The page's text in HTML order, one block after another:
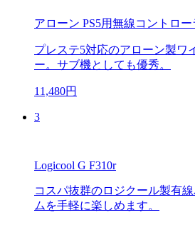
アローン PS5用無線コントロー
プレステ5対応のアローン製ワ
ー。サブ機としても優秀。
11,480円
3
Logicool G F310r
コスパ抜群のロジクール製有
ムを手軽に楽しめます。